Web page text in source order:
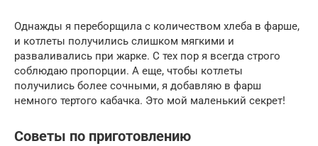
Однажды я переборщила с количеством хлеба в фарше,
и котлеты получились слишком мягкими и
разваливались при жарке. С тех пор я всегда строго
соблюдаю пропорции. А еще, чтобы котлеты
получились более сочными, я добавляю в фарш
немного тертого кабачка. Это мой маленький секрет!
Советы по приготовлению